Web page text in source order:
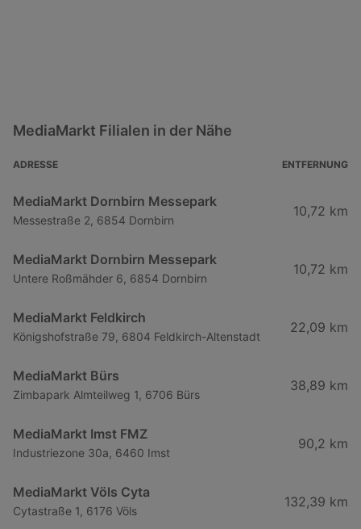
MediaMarkt Filialen in der Nähe
ADRESSE ENTFERNUNG
MediaMarkt Dornbirn Messepark
Messestraße 2, 6854 Dornbirn
10,72 km
MediaMarkt Dornbirn Messepark
Untere Roßmähder 6, 6854 Dornbirn
10,72 km
MediaMarkt Feldkirch
Königshofstraße 79, 6804 Feldkirch-Altenstadt
22,09 km
MediaMarkt Bürs
Zimbapark Almteilweg 1, 6706 Bürs
38,89 km
MediaMarkt Imst FMZ
Industriezone 30a, 6460 Imst
90,2 km
MediaMarkt Völs Cyta
Cytastraße 1, 6176 Völs
132,39 km